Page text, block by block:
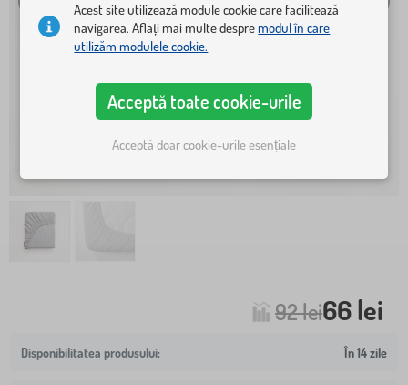
92 lei66 lei
În 14 zile
Acest site utilizează module cookie care facilitează
navigarea. Aflați mai multe despremodul în care
utilizăm modulele cookie.
Acceptă toate cookie-urile
Acceptă doar cookie-urile esențiale